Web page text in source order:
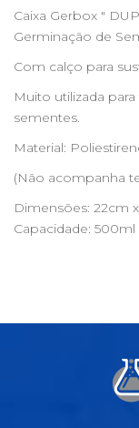
Caixa Gerbox "
Germinação de
Com calço para
Muito utilizada
sementes.
Material:
(Não acompanha
Dimensões: 22cm
Capacidade: 500ml